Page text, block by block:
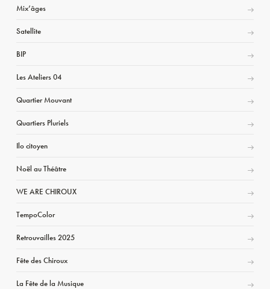
Mix’âges
Satellite
BIP
Les Ateliers 04
Quartier Mouvant
Quartiers Pluriels
Ilo citoyen
Noël au Théâtre
WE ARE CHIROUX
TempoColor
Retrouvailles 2025
Fête des Chiroux
La Fête de la Musique